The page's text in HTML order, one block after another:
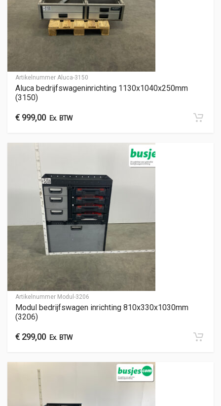
Artikelnummer Aluca-3150
Aluca bedrijfswageninrichting 1130x1040x250mm
(3150)
€ 999,00Ex. BTW
Artikelnummer Modul-3206
Modul bedrijfswagen inrichting 810x330x1030mm
(3206)
€ 299,00Ex. BTW